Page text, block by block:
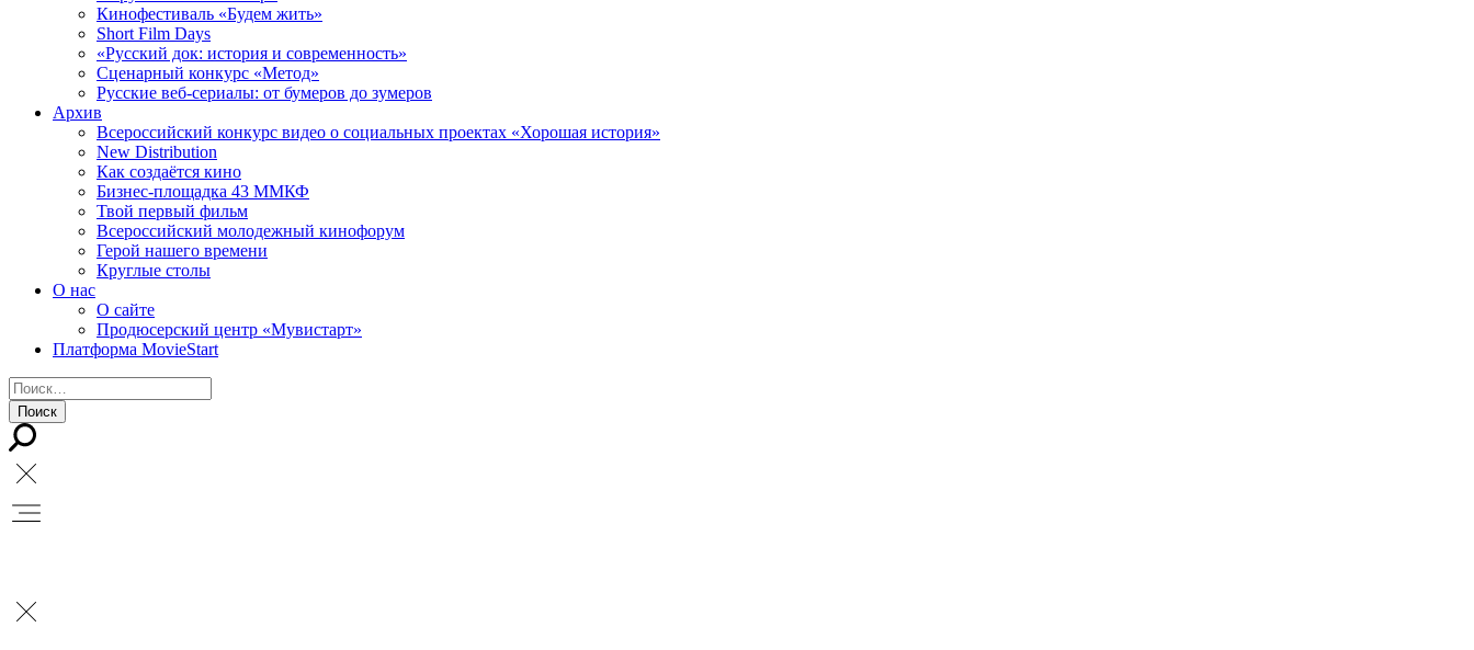
Кинофестиваль «Будем жить»
Short Film Days
«Русский док: история и современность»
Сценарный конкурс «Метод»
Русские веб-сериалы: от бумеров до зумеров
Архив
Всероссийский конкурс видео о социальных проектах «Хорошая история»
New Distribution
Как создаётся кино
Бизнес-площадка 43 ММКФ
Твой первый фильм
Всероссийский молодежный кинофорум
Герой нашего времени
Круглые столы
О нас
О сайте
Продюсерский центр «Мувистарт»
Платформа MovieStart